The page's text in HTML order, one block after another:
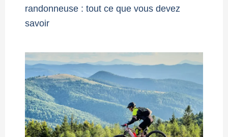
randonneuse : tout ce que vous devez
savoir